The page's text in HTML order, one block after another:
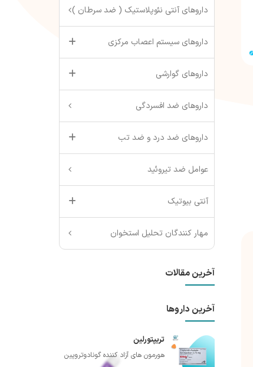
داروهای آنتی نئوپلاستیک ( ضد سرطان )
داروهای سیستم اعصاب مرکزی
داروهای گوارشی
داروهای ضد افسردگی
داروهای ضد درد و ضد تب
عوامل ضد تیروئید
آنتی بیوتیک
مهار کنندگان تحلیل استخوان
آخرین مقالات
آخرین داروها
تریپتورلین
هورمون های آزاد کننده گونادوتروپین